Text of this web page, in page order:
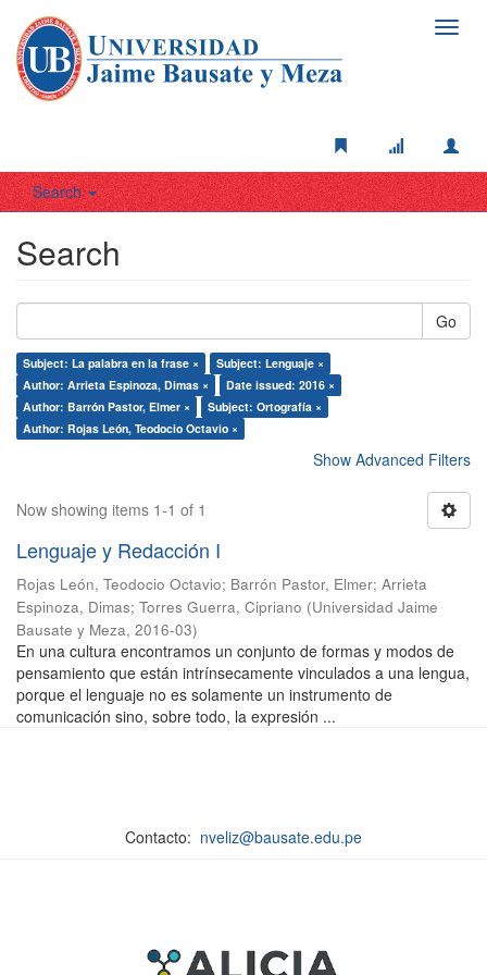
Search
Search
Go
Subject: La palabra en la frase ×
Subject: Lenguaje ×
Author: Arrieta Espinoza, Dimas ×
Date issued: 2016 ×
Author: Barrón Pastor, Elmer ×
Subject: Ortografía ×
Author: Rojas León, Teodocio Octavio ×
Show Advanced Filters
Now showing items 1-1 of 1
Lenguaje y Redacción I
Rojas León, Teodocio Octavio; Barrón Pastor, Elmer; Arrieta
Espinoza, Dimas; Torres Guerra, Cipriano (Universidad Jaime
Bausate y Meza, 2016-03)
En una cultura encontramos un conjunto de formas y modos de
pensamiento que están intrínsecamente vinculados a una lengua,
porque el lenguaje no es solamente un instrumento de
comunicación sino, sobre todo, la expresión ...
Contacto: nveliz@bausate.edu.pe